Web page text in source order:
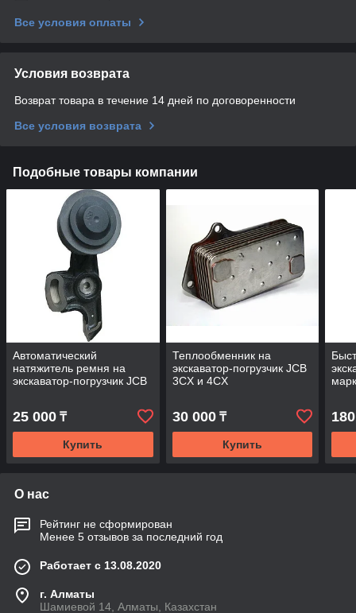
Все условия оплаты
Условия возврата
Возврат товара в течение 14 дней по договоренности
Все условия возврата
Подобные товары компании
Автоматический
натяжитель ремня на
экскаватор-погрузчик JCB
25 000 ₸
Купить
Теплообменник на
экскаватор-погрузчик JCB
3CX и 4CX
30 000₸
Купить
О нас
Рейтинг не сформирован
Менее 5 отзывов за последний год
Работает с 13.08.2020
г. Алматы
Шамиевой 14, Алматы, Казахстан